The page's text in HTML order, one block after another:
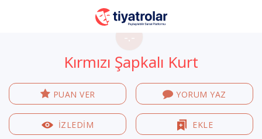
-.-
Kırmızı Şapkalı Kurt
PUAN VER YORUM YAZ
İZLEDİM EKLE